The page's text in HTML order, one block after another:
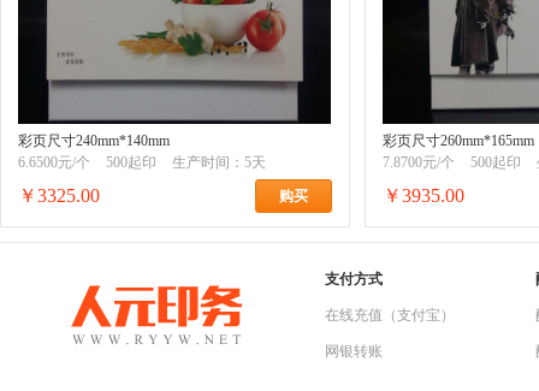
彩页尺寸240mm*140mm
6.6500元/个
500起印 生产时间：5天
￥3325.00 购买
彩页尺寸260mm*165mm
7.8700元/个
500起印
￥3935.00
支付方式
在线充值（支付宝）
网银转账